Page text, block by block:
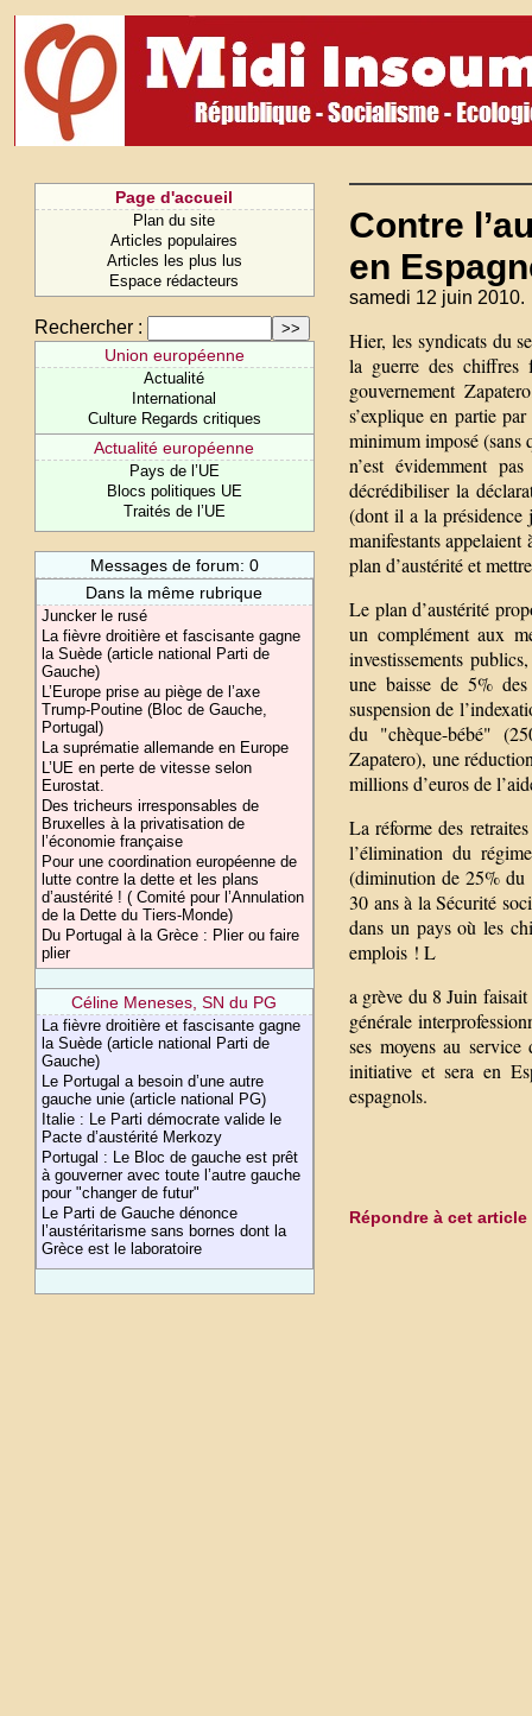
Page d'accueil
Plan du site
Articles populaires
Articles les plus lus
Espace rédacteurs
Rechercher :
Union européenne
Actualité
International
Culture Regards critiques
Actualité européenne
Pays de l’UE
Blocs politiques UE
Traités de l’UE
Messages de forum: 0
Dans la même rubrique
Juncker le rusé
La fièvre droitière et fascisante gagne
la Suède (article national Parti de
Gauche)
L’Europe prise au piège de l’axe
Trump-Poutine (Bloc de Gauche,
Portugal)
La suprématie allemande en Europe
L’UE en perte de vitesse selon
Eurostat.
Des tricheurs irresponsables de
Bruxelles à la privatisation de
l’économie française
Pour une coordination européenne de
lutte contre la dette et les plans
d’austérité ! ( Comité pour l’Annulation
de la Dette du Tiers-Monde)
Du Portugal à la Grèce : Plier ou faire
plier
Céline Meneses, SN du PG
La fièvre droitière et fascisante gagne
la Suède (article national Parti de
Gauche)
Le Portugal a besoin d’une autre
gauche unie (article national PG)
Italie : Le Parti démocrate valide le
Pacte d’austérité Merkozy
Portugal : Le Bloc de gauche est prêt
à gouverner avec toute l’autre gauche
pour "changer de futur"
Le Parti de Gauche dénonce
l’austéritarisme sans bornes dont la
Grèce est le laboratoire
Contre
en
samedi 12 juin 2010.
Hier, les syndicats du
la guerre des chiffres
gouvernement
s’explique en partie
minimum imposé (sans
n’est évidemment
décrédibiliser la
(dont il a la présidence
manifestants
plan d’austérité et
Le plan d’austérité
un complément aux
investissements
une baisse de 5%
suspension de
du "chèque-bébé"
Zapatero), une
millions d’euros de
La réforme des
l’élimination du
(diminution de 25% du
30 ans à la Sécurité
dans un pays où les
emplois ! L
a grève du 8 Juin
générale
ses moyens au
initiative et sera en
espagnols.
Répondre à cet article